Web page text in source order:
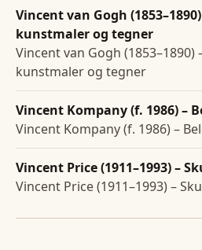
Vincent van Gogh
kunstmaler og tegner
Vincent van Gogh (1853–1890)
kunstmaler og tegner
Vincent Kompany (f. 1986) –
Vincent Kompany (f. 1986) –
Vincent Price (1911–1993) –
Vincent Price (1911–1993) –